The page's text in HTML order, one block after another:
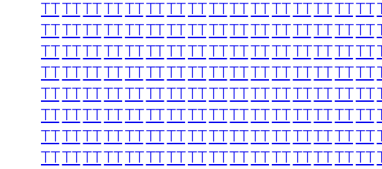
TTTTTTTTTTTTTTTTTTTTTTTTTTTTTTTT
TTTTTTTTTTTTTTTTTTTTTTTTTTTTTTTT
TTTTTTTTTTTTTTTTTTTTTTTTTTTTTTTT
TTTTTTTTTTTTTTTTTTTTTTTTTTTTTTTT
TTTTTTTTTTTTTTTTTTTTTTTTTTTTTTTT
TTTTTTTTTTTTTTTTTTTTTTTTTTTTTTTT
TTTTTTTTTTTTTTTTTTTTTTTTTTTTTTTT
TTTTTTTTTTTTTTTTTTTTTTTTTTTTTTTT